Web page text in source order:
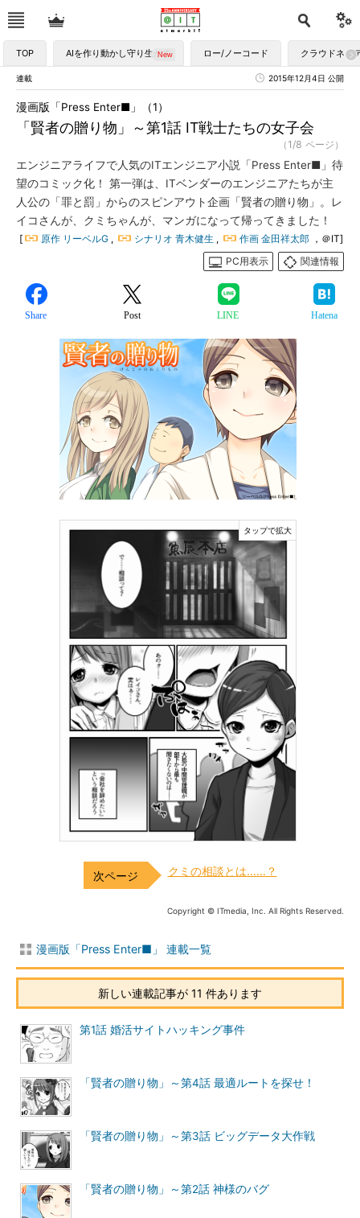
TOP AIを作り動かし守り生かす ロー/ノーコード クラウドネイ
連載 2015年12月4日 公開
「賢者の贈り物」～第1話 IT戦士たちの女子会
漫画版「Press Enter■」（1）
（1/8 ページ）
エンジニアライフで人気のITエンジニア小説「Press Enter■」待
望のコミック化！ 第一弾は、ITベンダーのエンジニアたちが主
人公の「罪と罰」からのスピンアウト企画「賢者の贈り物」。レ
イコさんが、クミちゃんが、マンガになって帰ってきました！
[ 原作 リーベルG , シナリオ 青木健生 , 作画 金田祥太郎 ，＠IT]
PC用表示
関連情報
Share Post LINE Hatena
クミの相談とは……？
Copyright © ITmedia, Inc. All Rights Reserved.
漫画版「Press Enter■」 連載一覧
新しい連載記事が 11 件あります
第1話 婚活サイトハッキング事件
「賢者の贈り物」～第4話 最適ルートを探せ！
「賢者の贈り物」～第3話 ビッグデータ大作戦
「賢者の贈り物」～第2話 神様のバグ